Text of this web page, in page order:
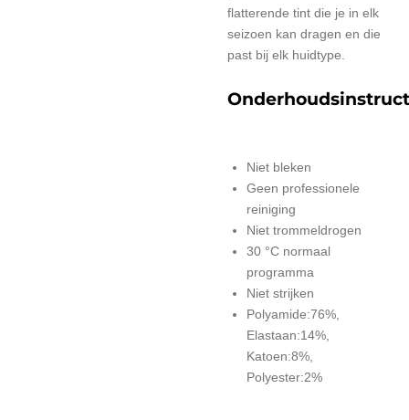
flatterende tint die je in elk
seizoen kan dragen en die
past bij elk huidtype.
Niet bleken
Geen professionele
reiniging
Niet trommeldrogen
30 °C normaal
programma
Niet strijken
Polyamide:76%,
Elastaan:14%,
Katoen:8%,
Polyester:2%